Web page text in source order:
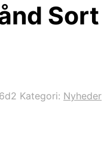
Sort
Kategori: Nyheder